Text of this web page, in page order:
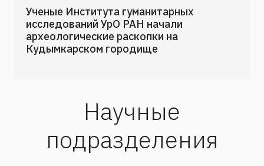
Ученые Института гуманитарных
исследований УрО РАН начали
археологические раскопки на
Кудымкарском городище
Научные
подразделения